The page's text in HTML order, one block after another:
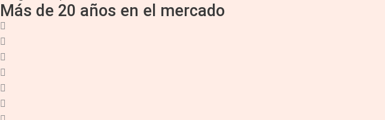
Más de 20 años en el mercado